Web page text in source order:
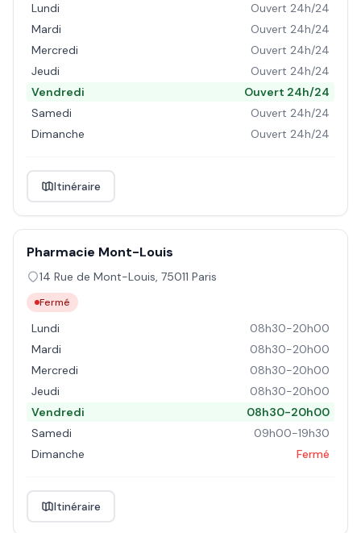
Lundi
Ouvert 24h/24
Mardi
Ouvert 24h/24
Mercredi
Ouvert 24h/24
Jeudi
Ouvert 24h/24
Vendredi
Ouvert 24h/24
Samedi
Ouvert 24h/24
Dimanche
Ouvert 24h/24
Itinéraire
Pharmacie Mont-Louis
14 Rue de Mont-Louis, 75011 Paris
Fermé
Lundi
08h30-20h00
Mardi
08h30-20h00
Mercredi
08h30-20h00
Jeudi
08h30-20h00
Vendredi
08h30-20h00
Samedi
09h00-19h30
Dimanche
Fermé
Itinéraire